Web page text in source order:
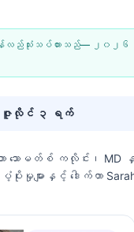
လည်သုံးသပ်ထားသည်—
၂၀၂
လိုင် ၃ ရက်
ာ သောမတ်စ် ကလိုင်း၊ MD
ပိုးမှုများနှင့် ဒေါက်တာ